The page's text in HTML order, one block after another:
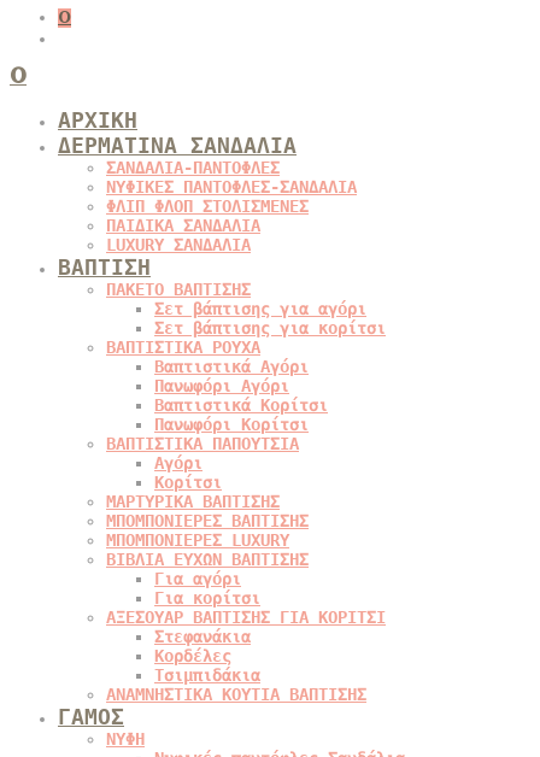
0
0
ΑΡΧΙΚΗ
ΔΕΡΜΑΤΙΝΑ ΣΑΝΔΑΛΙΑ
ΣΑΝΔΑΛΙΑ-ΠΑΝΤΟΦΛΕΣ
ΝΥΦΙΚΕΣ ΠΑΝΤΟΦΛΕΣ-ΣΑΝΔΑΛΙΑ
ΦΛΙΠ ΦΛΟΠ ΣΤΟΛΙΣΜΕΝΕΣ
ΠΑΙΔΙΚΑ ΣΑΝΔΑΛΙΑ
LUXURY ΣΑΝΔΑΛΙΑ
ΒΑΠΤΙΣΗ
ΠΑΚΕΤΟ ΒΑΠΤΙΣΗΣ
Σετ βάπτισης για αγόρι
Σετ βάπτισης για κορίτσι
ΒΑΠΤΙΣΤΙΚΑ ΡΟΥΧΑ
Βαπτιστικά Αγόρι
Πανωφόρι Αγόρι
Βαπτιστικά Κορίτσι
Πανωφόρι Κορίτσι
ΒΑΠΤΙΣΤΙΚΑ ΠΑΠΟΥΤΣΙΑ
Αγόρι
Κορίτσι
ΜΑΡΤΥΡΙΚΑ ΒΑΠΤΙΣΗΣ
ΜΠΟΜΠΟΝΙΕΡΕΣ ΒΑΠΤΙΣΗΣ
ΜΠΟΜΠΟΝΙΕΡΕΣ LUXURY
ΒΙΒΛΙΑ ΕΥΧΩΝ ΒΑΠΤΙΣΗΣ
Για αγόρι
Για κορίτσι
ΑΞΕΣΟΥΑΡ ΒΑΠΤΙΣΗΣ ΓΙΑ ΚΟΡΙΤΣΙ
Στεφανάκια
Κορδέλες
Τσιμπιδάκια
ΑΝΑΜΝΗΣΤΙΚΑ ΚΟΥΤΙΑ ΒΑΠΤΙΣΗΣ
ΓΑΜΟΣ
ΝΥΦΗ